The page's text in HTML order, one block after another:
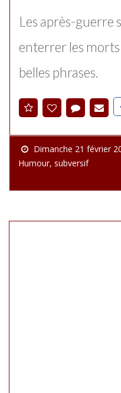
Les après-guerre
enterrer les
belles phrases.
Dimanche 21 février
Humour, subversif